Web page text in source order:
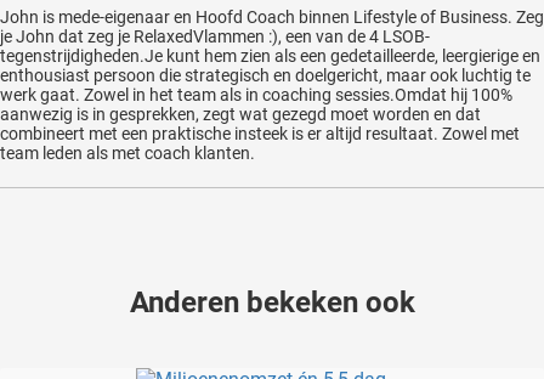
John is mede-eigenaar en Hoofd Coach binnen Lifestyle of Business. Zeg
je John dat zeg je RelaxedVlammen :), een van de 4 LSOB-
tegenstrijdigheden.Je kunt hem zien als een gedetailleerde, leergierige en
enthousiast persoon die strategisch en doelgericht, maar ook luchtig te
werk gaat. Zowel in het team als in coaching sessies.Omdat hij 100%
aanwezig is in gesprekken, zegt wat gezegd moet worden en dat
combineert met een praktische insteek is er altijd resultaat. Zowel met
team leden als met coach klanten.
Anderen bekeken ook